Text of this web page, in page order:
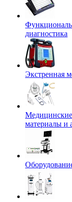
диагностика
Экстренная
материалы и